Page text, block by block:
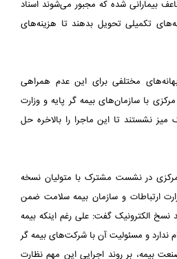
بیمارانی شده که مجبور می‌شوند اسناد
تکمیلی تحویل بدهند تا هزینه‌های
مختلفی برای این عدم همراهی
مرکزی با سازمان‌های بیمه گر پایه و وزارت
نشستند تا این ماجرا را بالاخره حل
در نشست مشترک با متولیان نسخه
ارتباطات و سازمان بیمه سلامت ضمن
نسخ الکترونیک گفت: علی رغم اینکه بیمه
ندارد و مسئولیت آن با شرکت‌های بیمه گر
بیمه، بر روند اجرایی این مهم نظارت